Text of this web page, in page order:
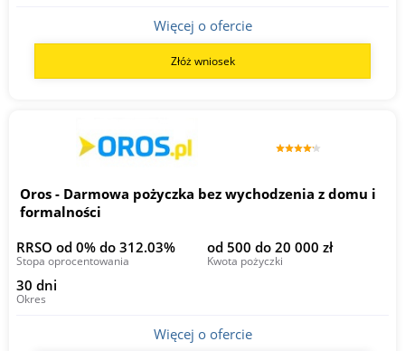
Więcej o ofercie
Złóż wniosek
Oros - Darmowa pożyczka bez wychodzenia z domu i
formalności
RRSO od 0% do 312.03%
Stopa oprocentowania
od 500 do 20 000 zł
Kwota pożyczki
30 dni
Okres
Więcej o ofercie